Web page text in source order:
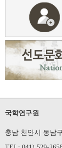
국학연구원
충남 천안시 동남